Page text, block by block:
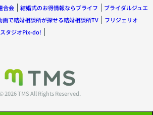
合会 結婚式のお得情報ならブライフ
ブライダルジュエ
画で結婚相談所が探せる結婚相談所TV
フリジェリオ
タジオPix-do!
2026 TMS All Rights Reserved.